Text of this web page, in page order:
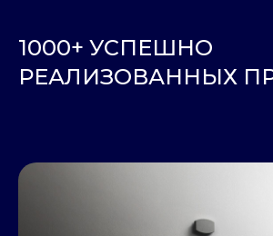
1000+ УСПЕШНО
РЕАЛИЗОВАННЫХ